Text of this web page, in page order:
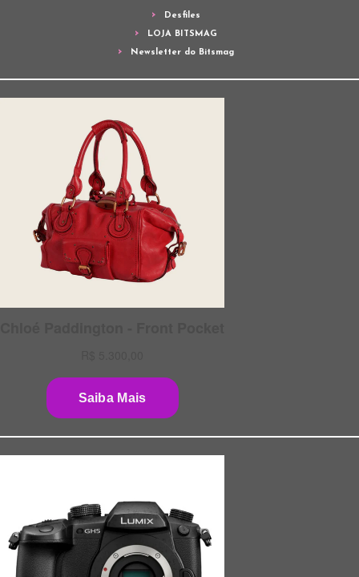
Desfiles
LOJA BITSMAG
Newsletter do Bitsmag